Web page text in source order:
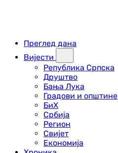
Преглед дана
Вијести
Република Српска
Друштво
Бања Лука
Градови и општине
БиХ
Србија
Регион
Свијет
Економија